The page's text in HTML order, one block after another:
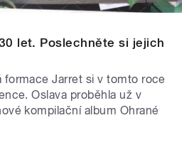
let. Poslechněte si jejich
formace Jarret si v tomto roce
Oslava proběhla už v
kompilační album Ohrané